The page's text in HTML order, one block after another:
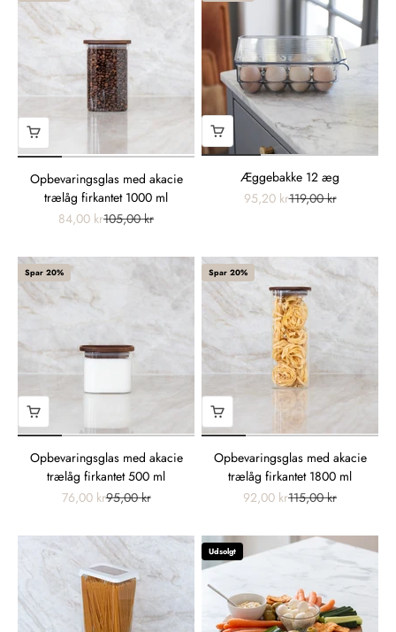
Opbevaringsglas med akacie
trælåg firkantet 1000 ml
84,00 kr105,00 kr
Æggebakke 12 æg
95,20 kr119,00 kr
Spar 20%
Opbevaringsglas med akacie
trælåg firkantet 500 ml
76,00 kr95,00 kr
Spar 20%
Opbevaringsglas med akacie
trælåg firkantet 1800 ml
92,00 kr115,00 kr
Udsolgt